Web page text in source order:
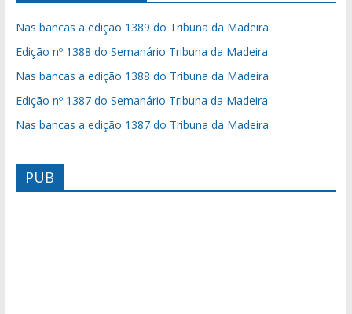
Nas bancas a edição 1389 do Tribuna da Madeira
Edição nº 1388 do Semanário Tribuna da Madeira
Nas bancas a edição 1388 do Tribuna da Madeira
Edição nº 1387 do Semanário Tribuna da Madeira
Nas bancas a edição 1387 do Tribuna da Madeira
PUB